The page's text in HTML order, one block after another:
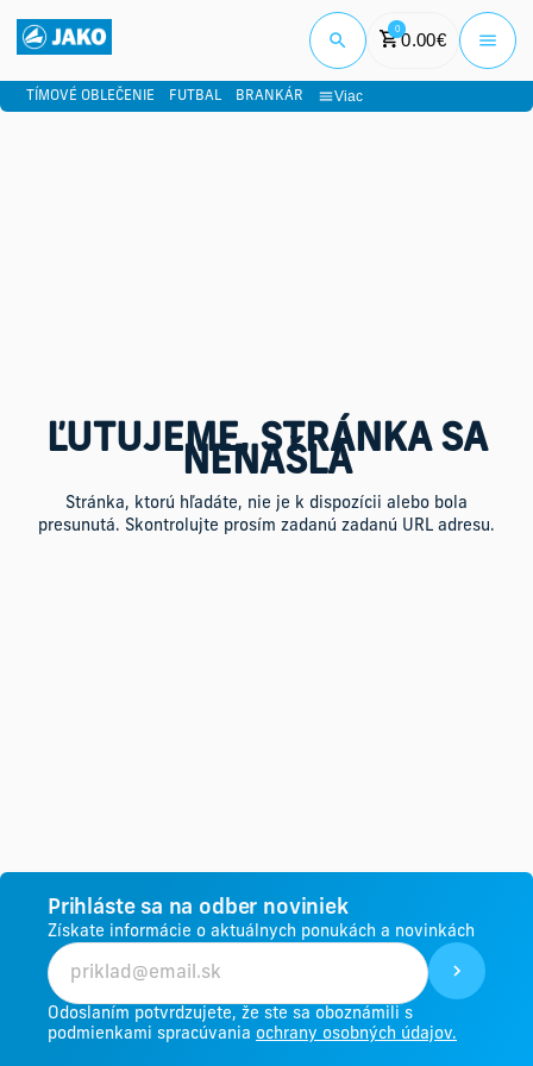
0
0.00€
TÍMOVÉ OBLEČENIE FUTBAL BRANKÁR Viac
ĽUTUJEME, STRÁNKA SA
NENAŠLA
Stránka, ktorú hľadáte, nie je k dispozícii alebo bola
presunutá. Skontrolujte prosím zadanú zadanú URL adresu.
Prihláste sa na odber noviniek
Získate informácie o aktuálnych ponukách a novinkách
Odoslaním potvrdzujete, že ste sa oboznámili s
podmienkami spracúvania ochrany osobných údajov.